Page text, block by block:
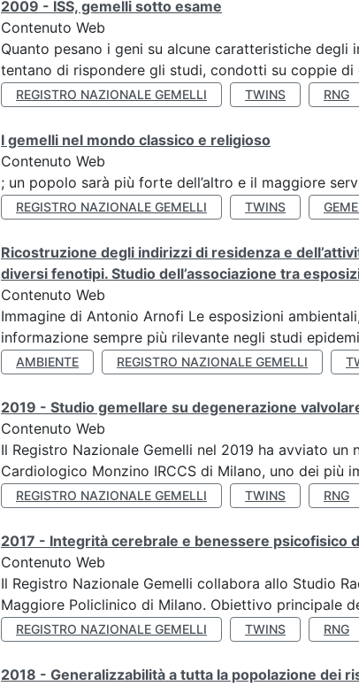
2009 - ISS, gemelli sotto esame
Contenuto Web
Quanto pesano i geni su alcune caratteristiche degli
tentano di rispondere gli studi, condotti su coppie di
REGISTRO NAZIONALE GEMELLI TWINS RNG
I gemelli nel mondo classico e religioso
Contenuto Web
; un popolo sarà più forte dell’altro e il maggiore
REGISTRO NAZIONALE GEMELLI TWINS
Ricostruzione degli indirizzi di residenza e
diversi fenotipi. Studio dell’associazione tra
Contenuto Web
Immagine di Antonio Arnofi Le esposizioni
informazione sempre più rilevante negli studi
AMBIENTE REGISTRO NAZIONALE GEMELLI
2019 - Studio gemellare su degenerazione
Contenuto Web
Il Registro Nazionale Gemelli nel 2019 ha avviato
Cardiologico Monzino IRCCS di Milano, uno dei più
REGISTRO NAZIONALE GEMELLI TWINS RNG
2017 - Integrità cerebrale e benessere psicofisico
Contenuto Web
Il Registro Nazionale Gemelli collabora allo Studio
Maggiore Policlinico di Milano. Obiettivo principale
REGISTRO NAZIONALE GEMELLI TWINS RNG
2018 - Generalizzabilità a tutta la popolazione dei